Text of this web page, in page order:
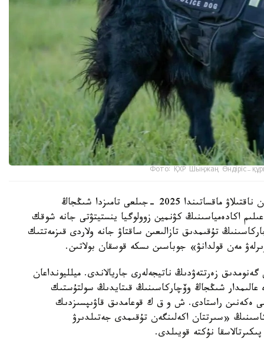
Фото: ҚХР Шыңжаң Өндіріс-
شىڭجاڭ وۆچاركاسىنىڭ شىعۋ تەگىن عىلىمي تۇرعىدان ناقتىلاۋ ماقساتىندا 2025 -جىلعى تامىزدا شىڭجاڭ
اكادەمياسىنىڭ كۋنمين زوولوگيا ينستيتۋتى جانە شوقك
تۇقىمدىق تازالىعىن ساقتاۋ جانە ولاردى قىزمەتتىك
مەن قولدانۋ» جوباسىن ىسكە قوسقان بولاتىن.
زەرتتەۋدىڭ ناتيجەلەرى جاريالاندى. ميلليونداعان
عالىمدار شىڭجاڭ وۆچاركاسىنىڭ قىتايدىڭ سولتۇستىك
ەكەنىن راستادى. ش و ق ك قوعامدىق قاۋىپسىزدىك
«سىرتتان اكەلىنگەن تۇقىمدى جەتىلدىرۋ
نۇكتە قويىلدى.